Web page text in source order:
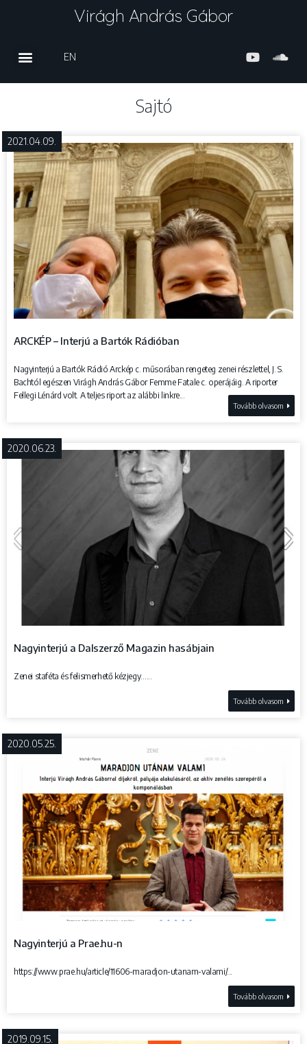
Virágh András Gábor
EN
Sajtó
2021.04.09.
ARCKÉP – Interjú a Bartók Rádióban
Nagyinterjú a Bartók Rádió Arckép c. műsorában rengeteg zenei részlettel, J. S.
Bachtól egészen Virágh András Gábor Femme Fatale c. operájáig. A riporter
Fellegi Lénárd volt. A teljes riport az alábbi linkre...
Tovább olvasom
2020.06.23.
Nagyinterjú a Dalszerző Magazin hasábjain
Zenei staféta és felismerhető kézjegy…...
Tovább olvasom
2020.05.25.
Nagyinterjú a Prae.hu-n
https://www.prae.hu/article/11606-maradjon-utanam-valami/...
Tovább olvasom
2019.09.15.